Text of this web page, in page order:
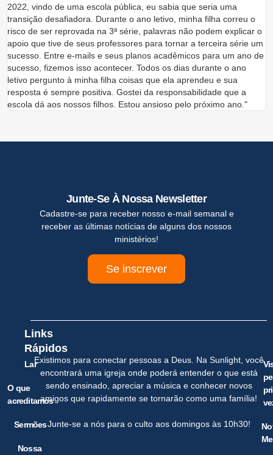
2022, vindo de uma escola pública, eu sabia que seria uma
transição desafiadora. Durante o ano letivo, minha filha correu o
risco de ser reprovada na 3ª série, palavras não podem explicar o
apoio que tive de seus professores para tornar a terceira série um
sucesso. Entre e-mails e seus planos acadêmicos para um ano de
sucesso, fizemos isso acontecer. Todos os dias durante o ano
letivo pergunto à minha filha coisas que ela aprendeu e sua
resposta é sempre positiva. Gostei da responsabilidade que a
escola dá aos nossos filhos. Estou ansioso pelo próximo ano."
Junte-Se À Nossa Newsletter
Cadastre-se para receber nosso e-mail semanal e
receber as últimas notícias de alguns dos nossos
ministérios!
Se inscrever
Links
Rápidos
Lar
O que
acreditamos
Sermões
Nossa
Existimos para conectar pessoas a Deus. Na Sunlight, você
encontrará uma igreja onde poderá entender o que está
sendo ensinado, apreciar a música e conhecer novos
amigos que rapidamente se tornarão como uma família!
Junte-se a nós para o culto aos domingos às 10h30!